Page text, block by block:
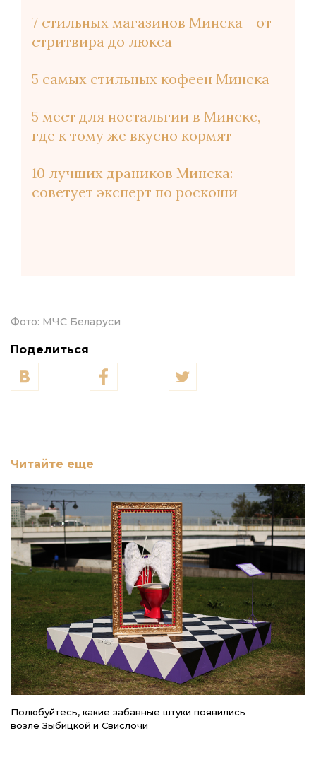
7 стильных магазинов Минска - от
стритвира до люкса
5 самых стильных кофеен Минска
5 мест для ностальгии в Минске,
где к тому же вкусно кормят
10 лучших драников Минска:
советует эксперт по роскоши
Фото: МЧС Беларуси
Поделиться
Читайте еще
Полюбуйтесь, какие забавные штуки появились
возле Зыбицкой и Свислочи